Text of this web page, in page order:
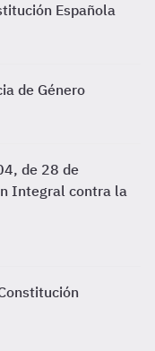
Española
de Género
de 28 de
Integral contra la